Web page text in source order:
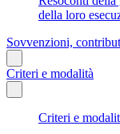
della loro
Sovvenzioni,
Criteri e modalità
Criteri e